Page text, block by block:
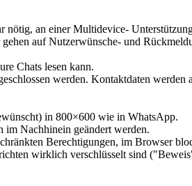
nötig, an einer Multidevice-
auf Nutzerwünsche- und
Chats lesen kann.
werden. Kontaktdaten werden
in 800×600 wie in WhatsApp.
im Nachhinein geändert werden.
Berechtigungen, im Browser
wirklich verschlüsselt sind